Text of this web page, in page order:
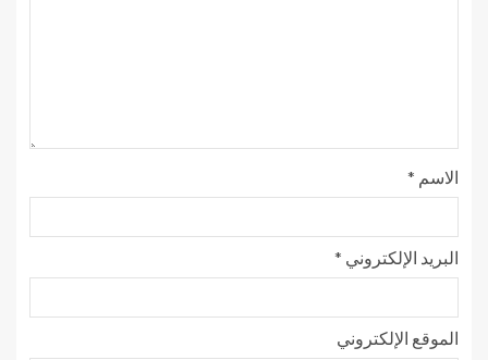
الاسم *
البريد الإلكتروني *
الموقع الإلكتروني